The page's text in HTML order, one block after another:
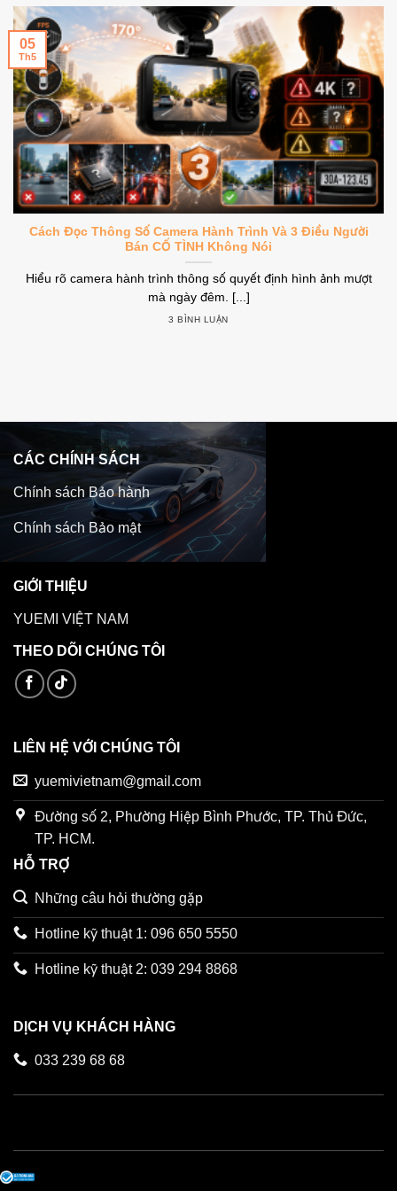
Cách Đọc Thông Số Camera Hành Trình Và 3 Điều Người
Bán CỐ TÌNH Không Nói
Hiểu rõ camera hành trình thông số quyết định hình ảnh mượt
mà ngày đêm. [...]
3 BÌNH LUẬN
05
Th5
CÁC CHÍNH SÁCH
Chính sách Bảo hành
Chính sách Bảo mật
GIỚI THIỆU
YUEMI VIỆT NAM
THEO DÕI CHÚNG TÔI
LIÊN HỆ VỚI CHÚNG TÔI
yuemivietnam@gmail.com
Đường số 2, Phường Hiệp Bình Phước, TP. Thủ Đức,
TP. HCM.
HỖ TRỢ
Những câu hỏi thường gặp
Hotline kỹ thuật 1: 096 650 5550
Hotline kỹ thuật 2: 039 294 8868
DỊCH VỤ KHÁCH HÀNG
033 239 68 68